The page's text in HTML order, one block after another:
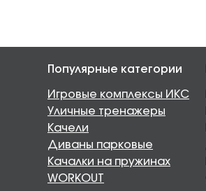
Популярные категории
Игровые комплексы ИКС
Уличные тренажеры
Качели
Диваны парковые
Качалки на пружинах
WORKOUT